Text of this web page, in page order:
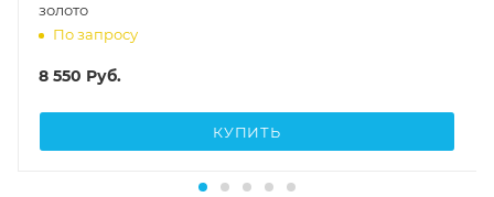
золото
По запросу
8 550 Руб.
КУПИТЬ